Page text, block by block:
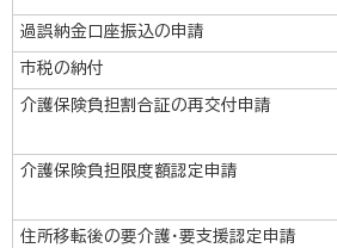
過誤納金口座振込の申請
市税の納付
介護保険負担割合証の再交付申請
介護保険負担限度額認定申請
住所移転後の要介護・要支援認定申請